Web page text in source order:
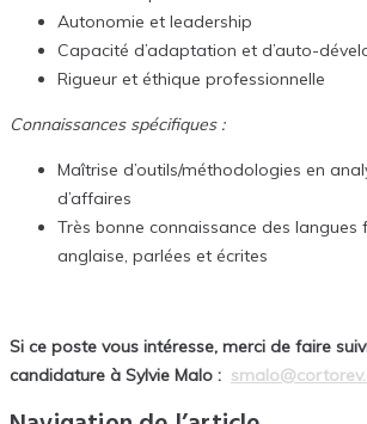
Autonomie et leadership
Capacité d’adaptation et d’auto-
Rigueur et éthique professionnelle
Connaissances spécifiques :
Maîtrise d’outils/méthodologies en
d’affaires
Très bonne connaissance des langues
anglaise, parlées et écrites
Si ce poste vous intéresse, merci de faire
candidature à Sylvie Malo :